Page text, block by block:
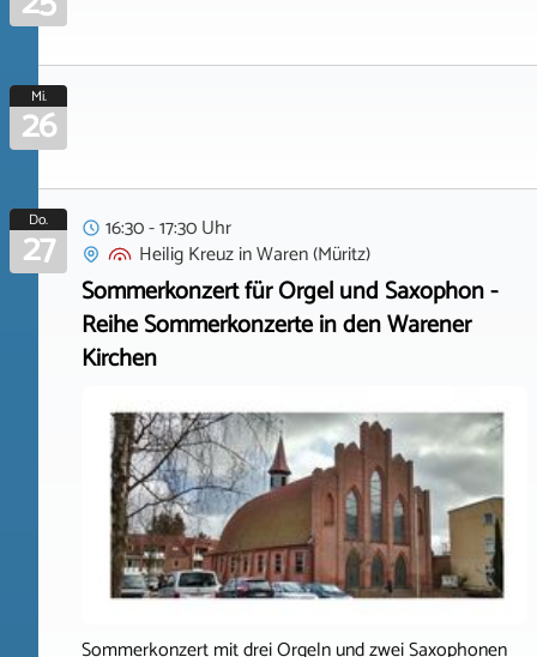
Mi.
26
Do.
27
16:30 - 17:30 Uhr
Heilig KreuzinWaren (Müritz)
Sommerkonzert für Orgel und Saxophon -
Reihe Sommerkonzerte in den Warener
Kirchen
Sommerkonzert mit drei Orgeln und zwei Saxophonen